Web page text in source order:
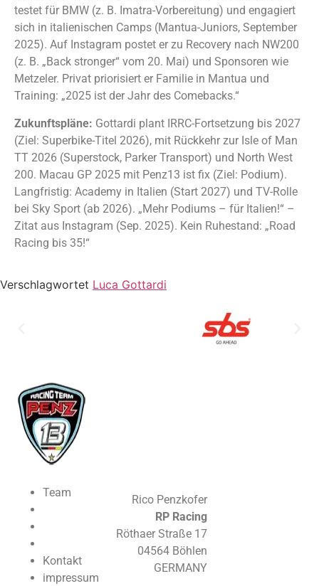
testet für BMW (z. B. Imatra-Vorbereitung) und engagiert
sich in italienischen Camps (Mantua-Juniors, September
2025). Auf Instagram postet er zu Recovery nach NW200
(z. B. „Back stronger“ vom 20. Mai) und Sponsoren wie
Metzeler. Privat priorisiert er Familie in Mantua und
Training: „2025 ist der Jahr des Comebacks.“
Zukunftspläne: Gottardi plant IRRC-Fortsetzung bis 2027
(Ziel: Superbike-Titel 2026), mit Rückkehr zur Isle of Man
TT 2026 (Superstock, Parker Transport) und North West
200. Macau GP 2025 mit Penz13 ist fix (Ziel: Podium).
Langfristig: Academy in Italien (Start 2027) und TV-Rolle
bei Sky Sport (ab 2026). „Mehr Podiums – für Italien!“ –
Zitat aus Instagram (Sep. 2025). Kein Ruhestand: „Road
Racing bis 35!“
Verschlagwortet Luca Gottardi
Team
Kontakt
impressum
Rico Penzkofer
RP Racing
Röthaer Straße 17
04564 Böhlen
GERMANY